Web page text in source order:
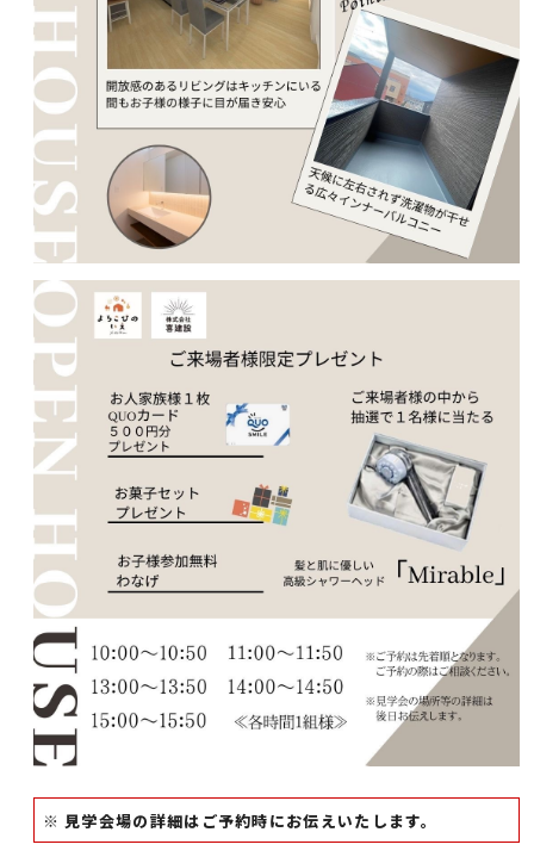
※ 見学会場の詳細はご予約時にお伝えいたします。